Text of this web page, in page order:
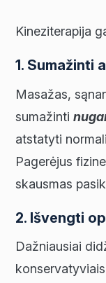
Kineziterapija
1. Sumažinti
Masažas,
sumažinti
atstatyti
Pagerėjus
skausmas
2. Išvengti
Dažniausiai